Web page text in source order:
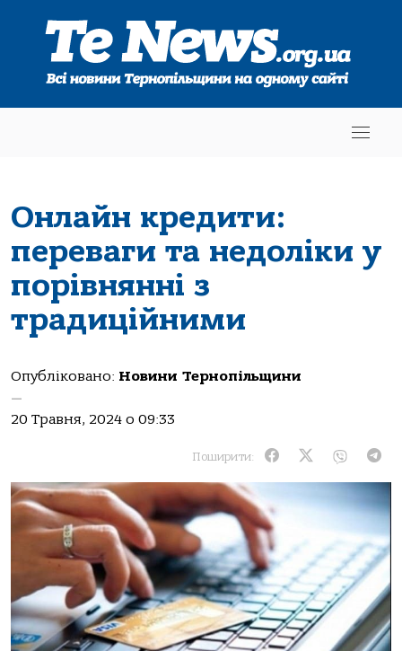
Онлайн кредити:
переваги та недоліки у
порівнянні з
традиційними
Опубліковано: Новини Тернопільщини
—
20 Травня, 2024 о 09:33
Поширити: